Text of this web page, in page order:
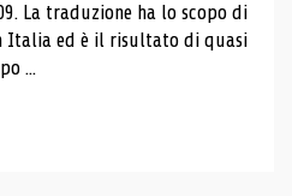
La traduzione ha lo scopo di
Italia ed è il risultato di quasi
...